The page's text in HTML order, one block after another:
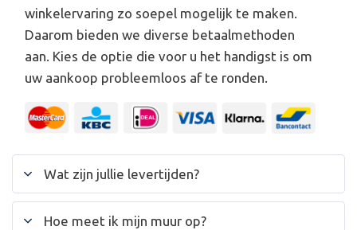
winkelervaring zo soepel mogelijk te maken.
Daarom bieden we diverse betaalmethoden
aan. Kies de optie die voor u het handigst is om
uw aankoop probleemloos af te ronden.
Wat zijn jullie levertijden?
Hoe meet ik mijn muur op?